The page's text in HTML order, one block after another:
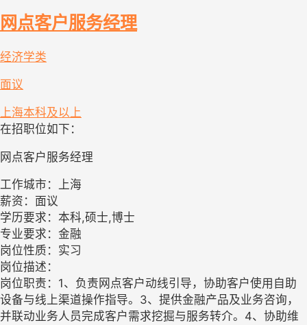
网点客户服务经理
经济学类
面议
上海本科及以上
在招职位如下：
网点客户服务经理
工作城市：上海
薪资：面议
学历要求：本科,硕士,博士
专业要求：金融
岗位性质：实习
岗位描述：
岗位职责：1、负责网点客户动线引导，协助客户使用自助
设备与线上渠道操作指导。3、提供金融产品及业务咨询，
并联动业务人员完成客户需求挖掘与服务转介。4、协助维